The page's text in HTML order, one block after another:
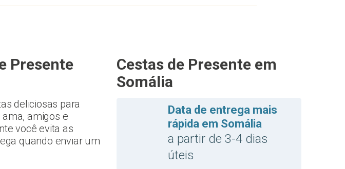
Presente
deliciosas para
amigos e
você evita as
quando enviar um
Cestas de Presente em
Somália
Data de entrega mais
rápida em Somália
a partir de 3-4 dias
úteis